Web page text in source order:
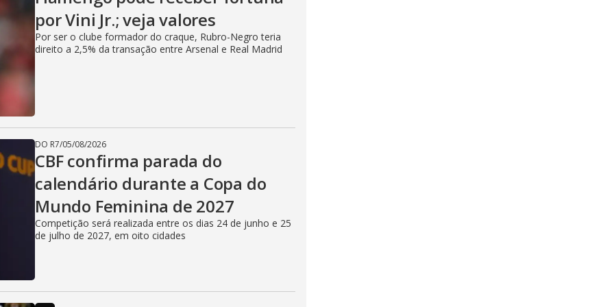
por Vini Jr.; veja valores
Por ser o clube formador do craque, Rubro-Negro teria
direito a 2,5% da transação entre Arsenal e Real Madrid
DO R7/05/08/2026
CBF confirma parada do
calendário durante a Copa do
Mundo Feminina de 2027
Competição será realizada entre os dias 24 de junho e 25
de julho de 2027, em oito cidades